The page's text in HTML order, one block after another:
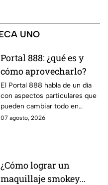
UNO
Portal 888: ¿qué es y
cómo aprovecharlo?
El Portal 888 habla de un día
con aspectos particulares que
pueden cambiar todo en
cuanto a la forma de recibir al
07 agosto, 2026
¿Cómo lograr un
maquillaje smokey